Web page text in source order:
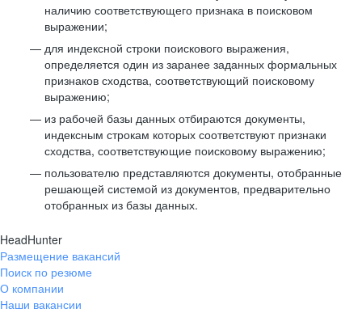
наличию соответствующего признака в поисковом
выражении;
для индексной строки поискового выражения,
определяется один из заранее заданных формальных
признаков сходства, соответствующий поисковому
выражению;
из рабочей базы данных отбираются документы,
индексным строкам которых соответствуют признаки
сходства, соответствующие поисковому выражению;
пользователю представляются документы, отобранные
решающей системой из документов, предварительно
отобранных из базы данных.
HeadHunter
Размещение вакансий
Поиск по резюме
О компании
Наши вакансии